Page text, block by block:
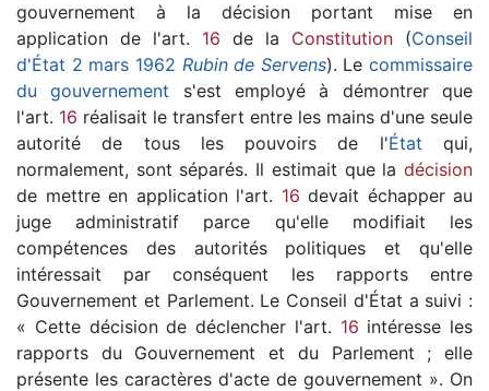
gouvernement à la décision portant mise en
application de l'art. 16 de la Constitution (Conseil
d'État 2 mars 1962 Rubin de Servens). Le commissaire
du gouvernement s'est employé à démontrer que
l'art. 16 réalisait le transfert entre les mains d'une seule
autorité de tous les pouvoirs de l'État qui,
normalement, sont séparés. Il estimait que la décision
de mettre en application l'art. 16 devait échapper au
juge administratif parce qu'elle modifiait les
compétences des autorités politiques et qu'elle
intéressait par conséquent les rapports entre
Gouvernement et Parlement. Le Conseil d'État a suivi :
« Cette décision de déclencher l'art. 16 intéresse les
rapports du Gouvernement et du Parlement ; elle
présente les caractères d'acte de gouvernement ». On